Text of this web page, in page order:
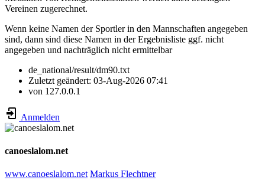
Vereinen zugerechnet.
Wenn keine Namen der Sportler in den Mannschaften angegeben
sind, dann sind diese Namen in der Ergebnisliste ggf. nicht
angegeben und nachträglich nicht ermittelbar
de_national/result/dm90.txt
Zuletzt geändert: 03-Aug-2026 07:41
von 127.0.0.1
Anmelden
canoeslalom.net
www.canoeslalom.net Markus Flechtner